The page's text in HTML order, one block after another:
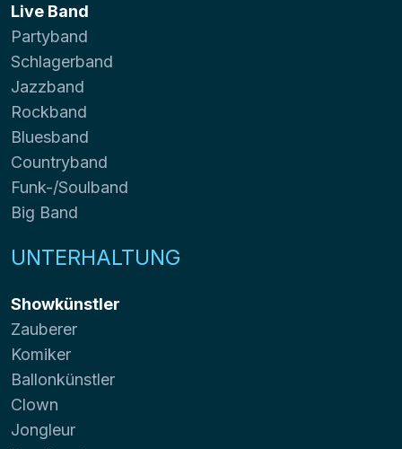
Live Band
Partyband
Schlagerband
Jazzband
Rockband
Bluesband
Countryband
Funk-/Soulband
Big Band
UNTERHALTUNG
Showkünstler
Zauberer
Komiker
Ballonkünstler
Clown
Jongleur